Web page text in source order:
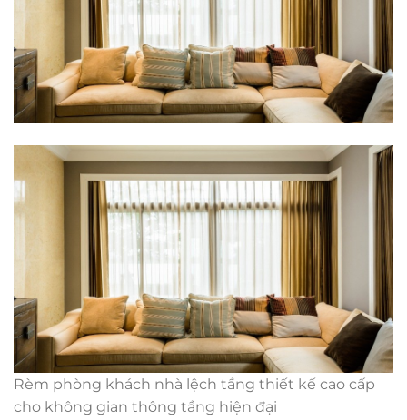
Rèm phòng khách nhà lệch tầng thiết kế cao cấp
cho không gian thông tầng hiện đại